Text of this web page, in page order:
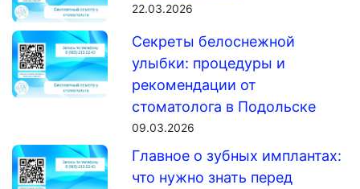
22.03.2026
Секреты белоснежной
улыбки: процедуры и
рекомендации от
стоматолога в Подольске
09.03.2026
Главное о зубных имплантах:
что нужно знать перед